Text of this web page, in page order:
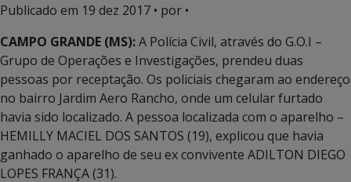
Publicado em 19 dez 2017 • por •
CAMPO GRANDE (MS):A Polícia Civil, através do G.O.I –
Grupo de Operações e Investigações, prendeu duas
pessoas por receptação. Os policiais chegaram ao endereço
no bairro Jardim Aero Rancho, onde um celular furtado
havia sido localizado. A pessoa localizada com o aparelho –
HEMILLY MACIEL DOS SANTOS (19), explicou que havia
ganhado o aparelho de seu ex convivente ADILTON DIEGO
LOPES FRANÇA (31).